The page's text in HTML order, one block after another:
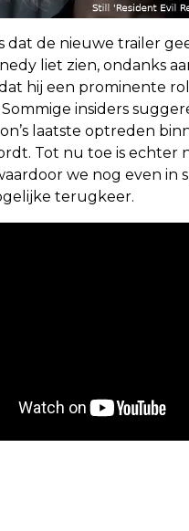
dat de nieuwe trailer
liet zien, ondanks
hij een prominente
insiders
laatste optreden
Tot nu toe is echter
we nog even in
terugkeer.